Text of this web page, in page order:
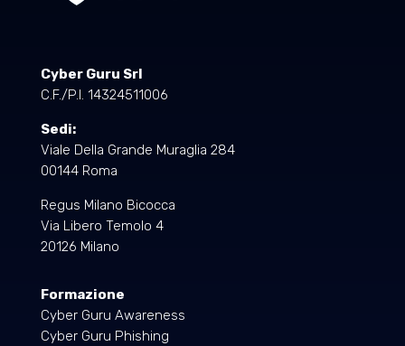
Cyber Guru Srl
C.F./P.I. 14324511006
Sedi:
Viale Della Grande Muraglia 284
00144 Roma
Regus Milano Bicocca
Via Libero Temolo 4
20126 Milano
Formazione
Cyber Guru Awareness
Cyber Guru Phishing